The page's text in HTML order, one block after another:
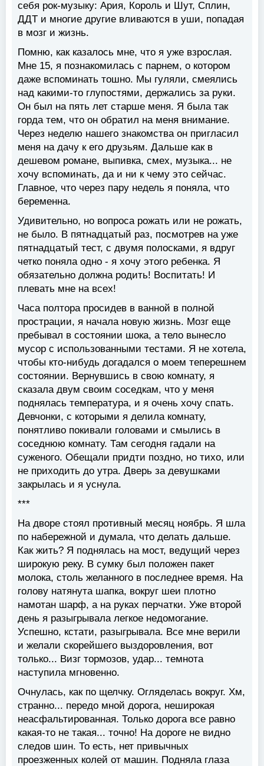
себя рок-музыку: Ария, Король и Шут, Сплин,
ДДТ и многие другие вливаются в уши, попадая
в мозг и жизнь.
Помню, как казалось мне, что я уже взрослая.
Мне 15, я познакомилась с парнем, о котором
даже вспоминать тошно. Мы гуляли, смеялись
над какими-то глупостями, держались за руки.
Он был на пять лет старше меня. Я была так
горда тем, что он обратил на меня внимание.
Через неделю нашего знакомства он пригласил
меня на дачу к его друзьям. Дальше как в
дешевом романе, выпивка, смех, музыка... не
хочу вспоминать, да и ни к чему это сейчас.
Главное, что через пару недель я поняла, что
беременна.
Удивительно, но вопроса рожать или не рожать,
не было. В пятнадцатый раз, посмотрев на уже
пятнадцатый тест, с двумя полосками, я вдруг
четко поняла одно - я хочу этого ребенка. Я
обязательно должна родить! Воспитать! И
плевать мне на всех!
Часа полтора просидев в ванной в полной
прострации, я начала новую жизнь. Мозг еще
пребывал в состоянии шока, а тело вынесло
мусор с использованными тестами. Я не хотела,
чтобы кто-нибудь догадался о моем теперешнем
состоянии. Вернувшись в свою комнату, я
сказала двум своим соседкам, что у меня
поднялась температура, и я очень хочу спать.
Девчонки, с которыми я делила комнату,
понятливо покивали головами и смылись в
соседнюю комнату. Там сегодня гадали на
суженого. Обещали придти поздно, но тихо, или
не приходить до утра. Дверь за девушками
закрылась и я уснула.
***
На дворе стоял противный месяц ноябрь. Я шла
по набережной и думала, что делать дальше.
Как жить? Я поднялась на мост, ведущий через
широкую реку. В сумку был положен пакет
молока, столь желанного в последнее время. На
голову натянута шапка, вокруг шеи плотно
намотан шарф, а на руках перчатки. Уже второй
день я разыгрывала легкое недомогание.
Успешно, кстати, разыгрывала. Все мне верили
и желали скорейшего выздоровления, вот
только... Визг тормозов, удар... темнота
наступила мгновенно.
Очнулась, как по щелчку. Огляделась вокруг. Хм,
странно... передо мной дорога, неширокая
неасфальтированная. Только дорога все равно
какая-то не такая... точно! На дороге не видно
следов шин. То есть, нет привычных
проезженных колей от машин. Подняла глаза